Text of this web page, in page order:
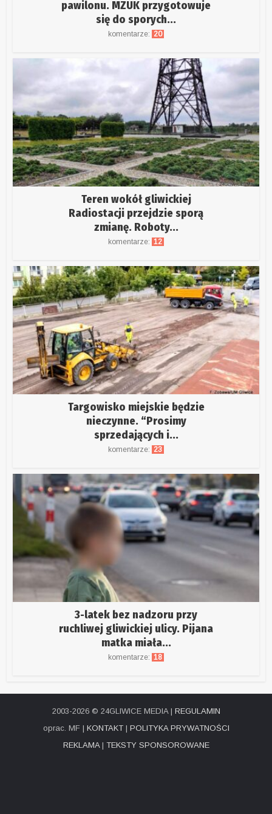
pawilonu. MZUK przygotowuje
się do sporych...
komentarze: 20
Teren wokół gliwickiej
Radiostacji przejdzie sporą
zmianę. Roboty...
komentarze: 12
Targowisko miejskie będzie
nieczynne. “Prosimy
sprzedających i...
komentarze: 23
3-latek bez nadzoru przy
ruchliwej gliwickiej ulicy. Pijana
matka miała...
komentarze: 18
2003-2026 © 24GLIWICE MEDIA | REGULAMIN
oprac. MF | KONTAKT| POLITYKA PRYWATNOŚCI
REKLAMA| TEKSTY SPONSOROWANE